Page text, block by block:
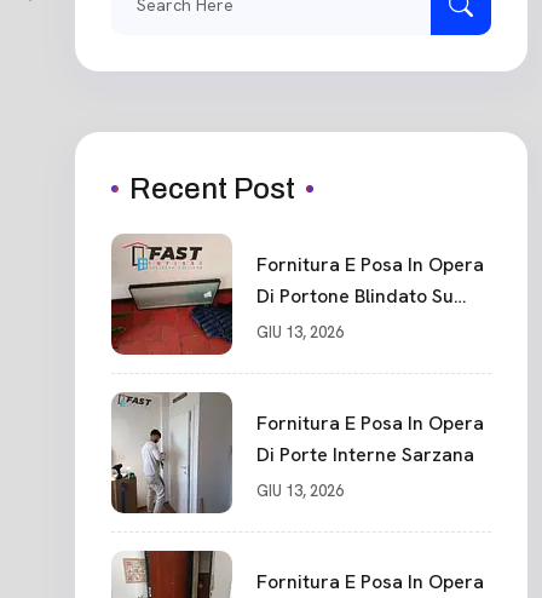
Recent Post
Fornitura E Posa In Opera
Di Portone Blindato Su
Misura In PVC, Panello
Punti La Spezia
GIU 13, 2026
Fornitura E Posa In Opera
Di Porte Interne Sarzana
GIU 13, 2026
Fornitura E Posa In Opera